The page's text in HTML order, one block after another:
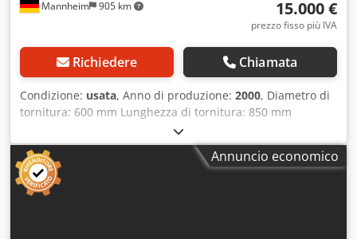
Mannheim 905 km 15.000 €
prezzo fisso più IVA
Richiedere Chiamata
Condizione: usata, Anno di produzione: 2000, Diametro di
tornitura: 600 mm Lunghezza di tornitura: 850 mm
Diametro di rotazione sopra il carro: 290 mm Controllo:
Siemens 840D Lunghezza di tornitura: 850 mm Diametro di
tornitura sul tavolo: 600 mm Asse x: 220 mm Asse z: 950
mm Controllo: Siemens 840D Velocità di rotazione: 0–4500
giri/min Dedpeydfpdefx Apcsck Torretta portautensili: 2
Annuncio economico